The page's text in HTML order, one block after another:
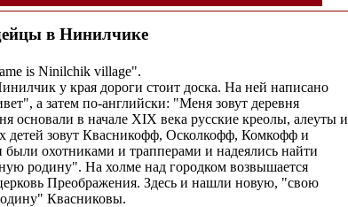
в Нинилчике
is Ninilchik village".
у края дороги стоит доска. На ней написано
а затем по-английски: "Меня зовут деревня
основали в начале XIX века русские креолы, алеуты и
зовут Квасникофф, Осколкофф, Комкофф и
охотниками и трапперами и надеялись найти
родину". На холме над городком возвышается
Преображения. Здесь и нашли новую, "свою
Квасниковы.